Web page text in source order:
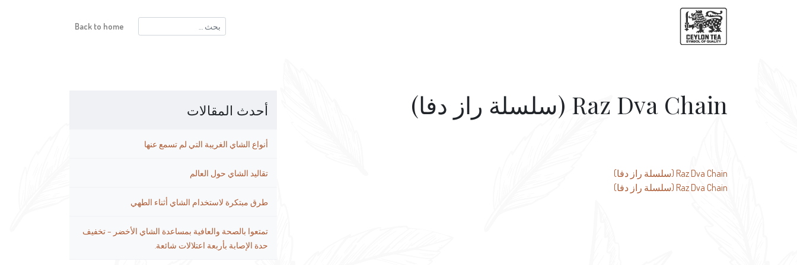
البحث
عن:
Back to home
أحدث المقالات
أنواع الشاي الغريبة التي لم تسمع عنها
تقاليد الشاي حول العالم
طرق مبتكرة لاستخدام الشاي أثناء الطهي
تمتعوا بالصحة والعافية بمساعدة الشاي الأخضر – تخفيف
حدة الإصابة بأربعة اعتلالات شائعة.
Raz Dva Chain (سلسلة راز دفا)
تصفّح
المقالات
Raz Dva Chain (سلسلة راز دفا)
Raz Dva Chain (سلسلة راز دفا)